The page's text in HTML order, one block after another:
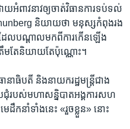
អំពាវនាវ​ឲ្យ​ចាត់​វិធានការ​ទប់ទល់​
និយាយ​ថា មនុស្ស​កំពុង​រង
ល​បណ្ដាល​មក​ពី​ការ​កើន​ឡើង​
មតែ​និយាយ​តែ​ប៉ុណ្ណោះ។
នាធិបតី និង​នាយករដ្ឋមន្ត្រី​ជាង
ជុំ​របស់​មហាសន្និបាត​អង្គការ​សហ
ដឹកនាំ​ទាំង​នេះ «រួច​ខ្លួន» នោះ​